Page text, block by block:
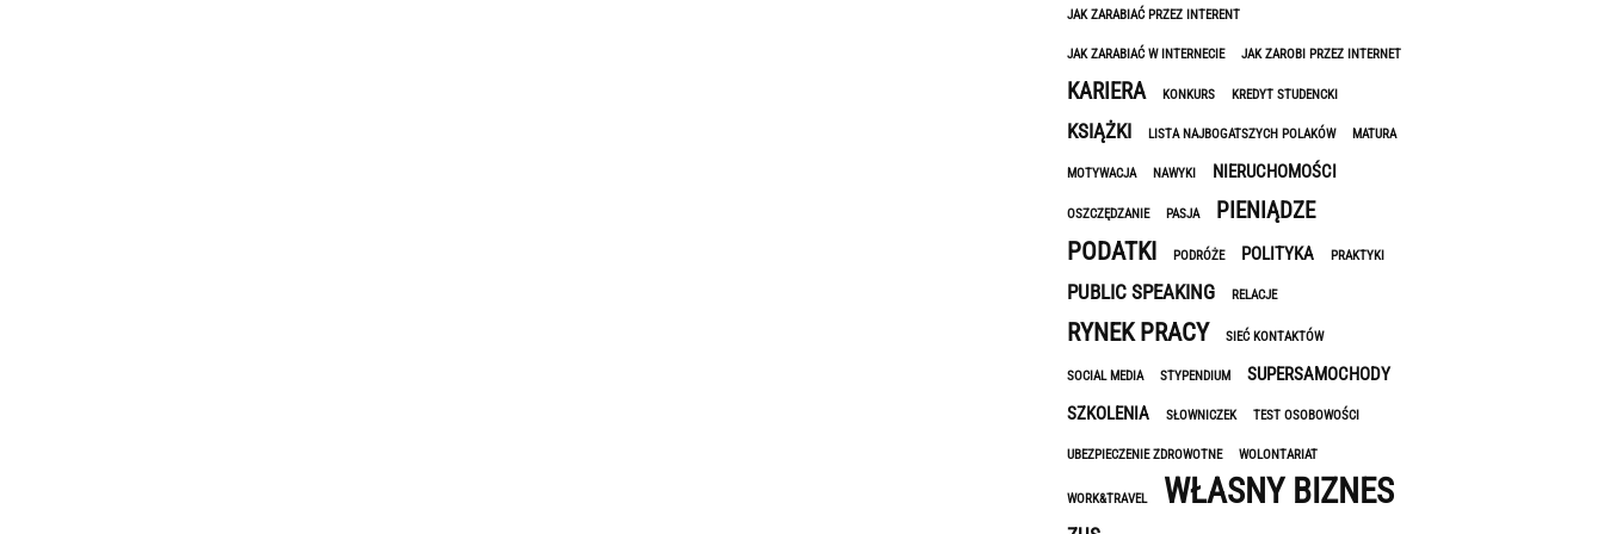
JAK ZARABIAĆ PRZEZ INTERENT
JAK ZARABIAĆ W INTERNECIE JAK ZAROBI PRZEZ INTERNET
KARIERA KONKURS KREDYT STUDENCKI
KSIĄŻKI LISTA NAJBOGATSZYCH POLAKÓW MATURA
MOTYWACJA NAWYKI NIERUCHOMOŚCI
OSZCZĘDZANIE PASJA PIENIĄDZE
PODATKI PODRÓŻE POLITYKA PRAKTYKI
PUBLIC SPEAKING RELACJE
RYNEK PRACY SIEĆ KONTAKTÓW
SOCIAL MEDIA STYPENDIUM
SUPERSAMOCHODY
SZKOLENIA
SŁOWNICZEK TEST OSOBOWOŚCI
UBEZPIECZENIE ZDROWOTNE WOLONTARIAT
WORK&TRAVEL WŁASNY BIZNES